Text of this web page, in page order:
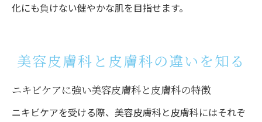
化にも負けない健やかな肌を目指せます。
美容皮膚科と皮膚科の違いを知る
ニキビケアに強い美容皮膚科と皮膚科の特徴
ニキビケアを受ける際、美容皮膚科と皮膚科にはそれぞ